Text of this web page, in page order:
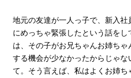
地元の友達が一人っ子で、新入
にめっちゃ緊張したという話を
は、その子がお兄ちゃんお姉ち
する機会が少なかったからじゃ
て。そう言えば、私はよくお姉